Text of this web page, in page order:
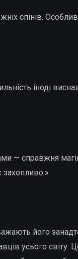
спінів.
іноді
— справжня
захопливо.»
його
усього світу.